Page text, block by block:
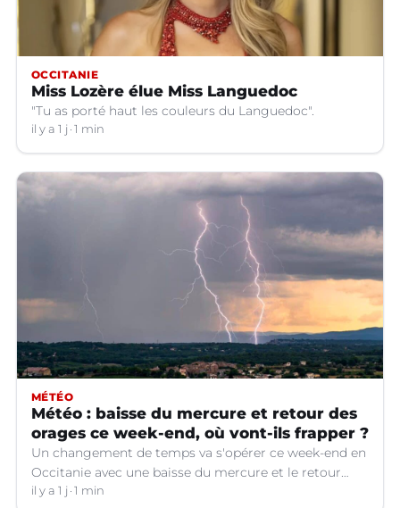
OCCITANIE
Miss Lozère élue Miss Languedoc
"Tu as porté haut les couleurs du Languedoc".
il y a 1 j 1 min
MÉTÉO
Météo : baisse du mercure et retour des
orages ce week-end, où vont-ils frapper ?
Un changement de temps va s'opérer ce week-end en
Occitanie avec une baisse du mercure et le retour
d'orages dans certains départements.
il y a 1 j 1 min